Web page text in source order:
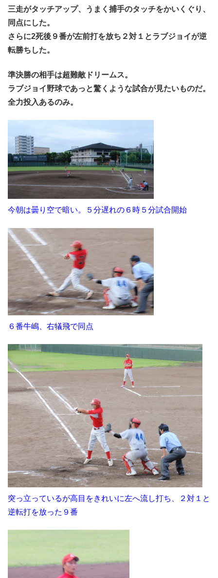
三走がタッチアップ、うまく捕手のタッチをかいくぐり、
同点にした。
さらに2死後９番が左前打を放ち２対１とラブジョイが逆
転勝ちした。
準決勝の相手は超難敵ドリームス。
ラブジョイ野球であっと驚くような試合が見たいものだ。
全力投入あるのみ。
今朝は曇り空で暗い。５分遅れの６時５分試合開始
６番牛嶋、右犠飛で同点
突っ立っているが高目をきれいに左へ流し打ち、２対１と
逆転打を放った９番